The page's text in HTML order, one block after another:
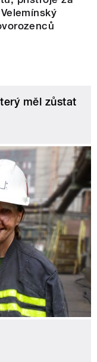
měl zůstat